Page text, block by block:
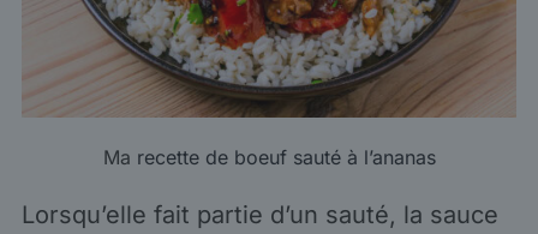
Ma recette de boeuf sauté à l’ananas
Lorsqu’elle fait partie d’un sauté, la sauce